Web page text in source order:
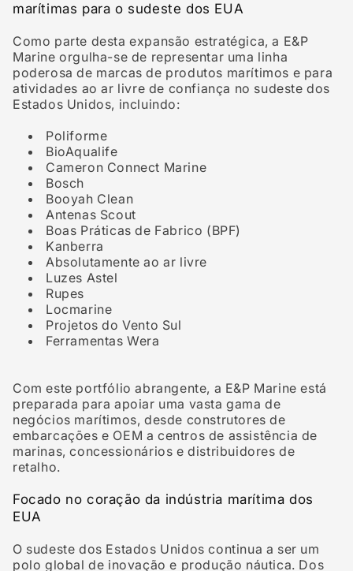
marítimas para o sudeste dos EUA
Como parte desta expansão estratégica, a E&P
Marine orgulha-se de representar uma linha
poderosa de marcas de produtos marítimos e para
atividades ao ar livre de confiança no sudeste dos
Estados Unidos, incluindo:
Poliforme
BioAqualife
Cameron Connect Marine
Bosch
Booyah Clean
Antenas Scout
Boas Práticas de Fabrico (BPF)
Kanberra
Absolutamente ao ar livre
Luzes Astel
Rupes
Locmarine
Projetos do Vento Sul
Ferramentas Wera
Com este portfólio abrangente, a E&P Marine está
preparada para apoiar uma vasta gama de
negócios marítimos, desde construtores de
embarcações e OEM a centros de assistência de
marinas, concessionários e distribuidores de
retalho.
Focado no coração da indústria marítima dos
EUA
O sudeste dos Estados Unidos continua a ser um
polo global de inovação e produção náutica. Dos